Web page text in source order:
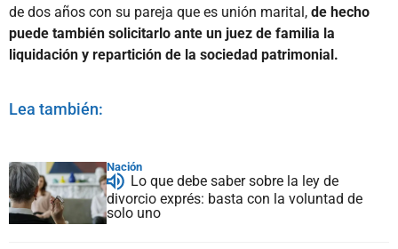
de dos años con su pareja que es unión marital, de hecho
puede también solicitarlo ante un juez de familia la
liquidación y repartición de la sociedad patrimonial.
Lea también:
Nación
Lo que debe saber sobre la ley de
divorcio exprés: basta con la voluntad de
solo uno